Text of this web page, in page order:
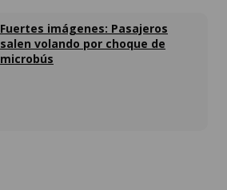
Fuertes imágenes: Pasajeros
salen volando por choque de
microbús